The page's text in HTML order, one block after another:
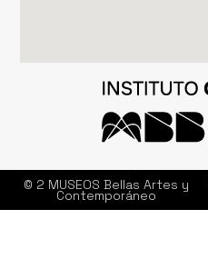
© 2 MUSEOS Bellas Artes y
Contemporáneo